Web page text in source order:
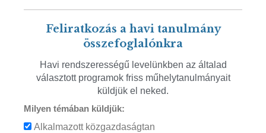
Feliratkozás a havi tanulmány
összefoglalónkra
Havi rendszerességű levelünkben az általad
választott programok friss műhelytanulmányait
küldjük el neked.
Milyen témában küldjük:
Alkalmazott közgazdaságtan